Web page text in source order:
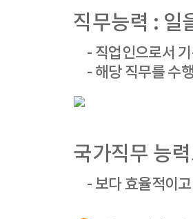
직무능력 : 일
- 직업인으로서
- 해당 직무를 수
국가직무 능
- 보다 효율적이